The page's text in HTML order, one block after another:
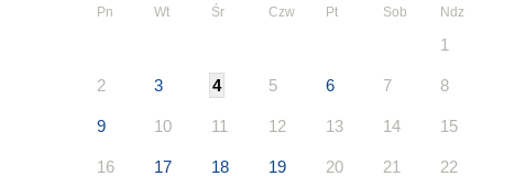
Pn Wt Śr Czw Pt Sob Ndz
1
2 3 4 5 6 7 8
9 10 11 12 13 14 15
16 17 18 19 20 21 22